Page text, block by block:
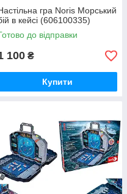
гра Noris Морський
в кейсі (606100335)
до відправки
100 ₴
Купити